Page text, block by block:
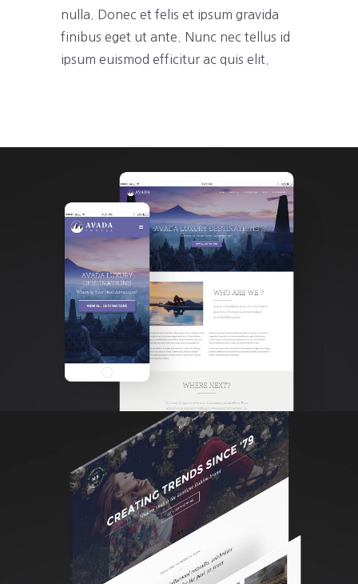
nulla. Donec et felis et ipsum gravida
finibus eget ut ante. Nunc nec tellus id
ipsum euismod efficitur ac quis elit.